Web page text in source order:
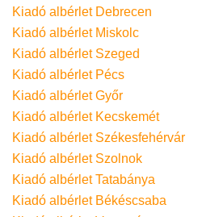
Kiadó albérlet Debrecen
Kiadó albérlet Miskolc
Kiadó albérlet Szeged
Kiadó albérlet Pécs
Kiadó albérlet Győr
Kiadó albérlet Kecskemét
Kiadó albérlet Székesfehérvár
Kiadó albérlet Szolnok
Kiadó albérlet Tatabánya
Kiadó albérlet Békéscsaba